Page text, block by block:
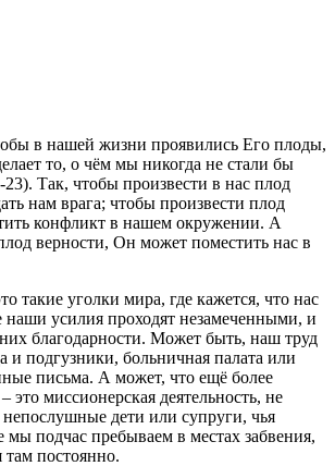
в нашей жизни проявились Его плоды,
то, о чём мы никогда не стали бы
Так, чтобы произвести в нас плод
нам врага; чтобы произвести плод
конфликт в нашем окружении. А
верности, Он может поместить нас в
такие уголки мира, где кажется, что нас
наши усилия проходят незамеченными, и
благодарности. Может быть, наш труд
и подгузники, больничная палата или
письма. А может, что ещё более
это миссионерская деятельность, не
дети или супруги, чья
подчас пребываем в местах забвения,
там постоянно.